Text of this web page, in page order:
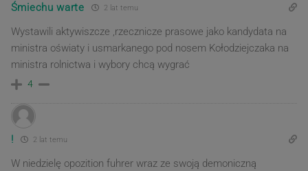
Śmiechu warte 2 lat temu
Wystawili aktywiszcze ,rzecznicze prasowe jako kandydata na
ministra oświaty i usmarkanego pod nosem Kołodziejczaka na
ministra rolnictwa i wybory chcą wygrać
4
! 2 lat temu
W niedzielę opozition fuhrer wraz ze swoją demoniczną